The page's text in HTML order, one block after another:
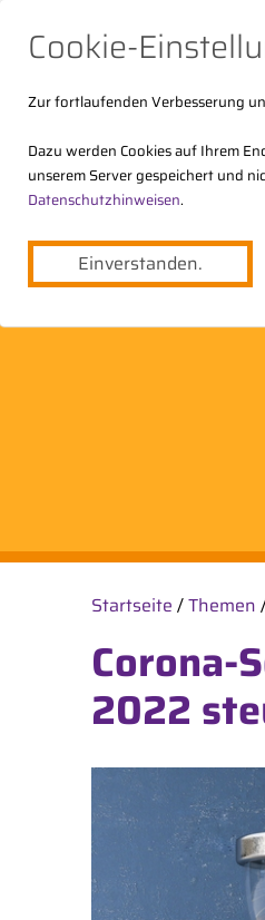
Cookie-
Zur fortlaufenden Verbesserung
Dazu werden Cookies auf Ihrem
unserem Server gespeichert und
Datenschutzhinweisen.
Einverstanden.
Der DStV
Startseite /Themen
Corona-
2022